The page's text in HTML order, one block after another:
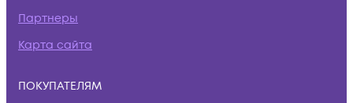
Партнеры
Карта сайта
ПОКУПАТЕЛЯМ